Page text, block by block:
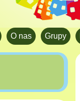
O nas Grupy